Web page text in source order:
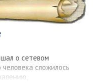
о сетевом
сложилось